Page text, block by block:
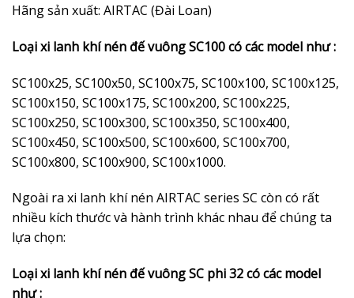
Hãng sản xuất: AIRTAC (Đài Loan)
Loại xi lanh khí nén đế vuông SC100 có các model như :
SC100x25, SC100x50, SC100x75, SC100x100, SC100x125,
SC100x150, SC100x175, SC100x200, SC100x225,
SC100x250, SC100x300, SC100x350, SC100x400,
SC100x450, SC100x500, SC100x600, SC100x700,
SC100x800, SC100x900, SC100x1000.
Ngoài ra xi lanh khí nén AIRTAC series SC còn có rất
nhiều kích thước và hành trình khác nhau để chúng ta
lựa chọn:
Loại xi lanh khí nén đế vuông SC phi 32 có các model
như :